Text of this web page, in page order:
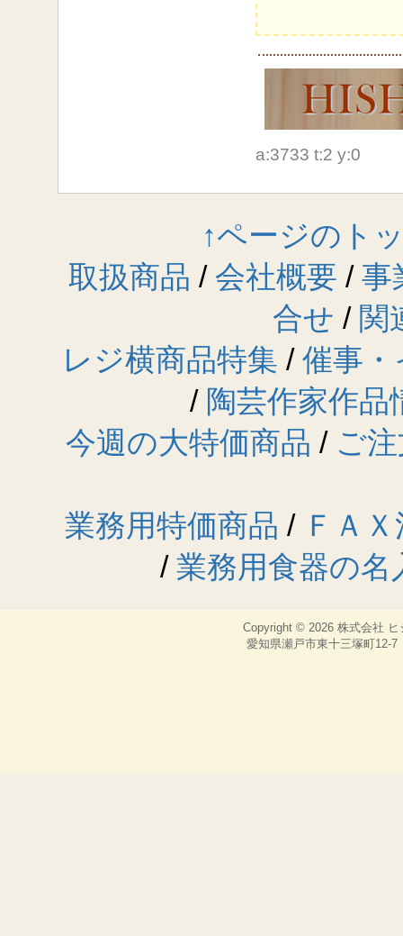
a:3733 t:2 y:0
↑ページのト
取扱商品 / 会社概要 / 事
合せ / 関
レジ横商品特集 / 催事
/ 陶芸作家作品
今週の大特価商品 / ご
業務用特価商品 / ＦＡ
/ 業務用食器の名
Copyright © 2026 株式会社 ヒ
愛知県瀬戸市東十三塚町12-7